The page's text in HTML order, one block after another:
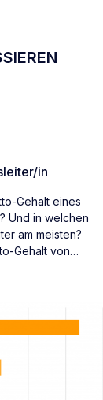
in
Gehalt eines
Und in welchen
am meisten?
Gehalt von